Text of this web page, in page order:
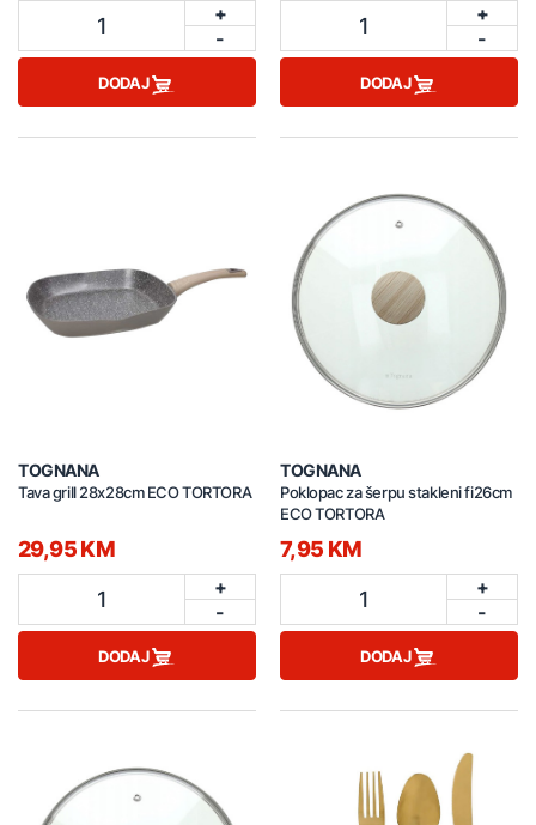
1
+
-
DODAJ
1
+
-
DODAJ
TOGNANA
Tava grill 28x28cm ECO TORTORA
29,95 KM
1
+
-
DODAJ
TOGNANA
Poklopac za šerpu stakleni fi26cm
ECO TORTORA
7,95 KM
1
+
-
DODAJ